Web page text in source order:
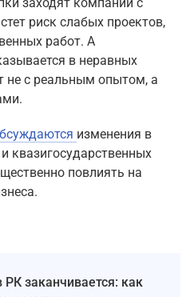
риск слабых проектов,
работ. А
в неравных
не с реальным опытом, а
изменения в
квазигосударственных
повлиять на
заканчивается: как